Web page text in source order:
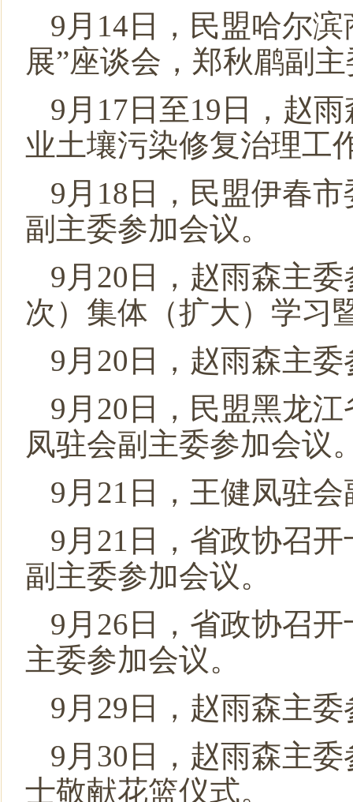
9月14日，民盟哈尔
展”座谈会，郑秋鹛副
9月17日至19日，赵
业土壤污染修复治理工
9月18日，民盟伊春
副主委参加会议。
9月20日，赵雨森主
次）集体（扩大）学习
9月20日，赵雨森主
9月20日，民盟黑龙
凤驻会副主委参加会议
9月21日，王健凤驻
9月21日，省政协召
副主委参加会议。
9月26日，省政协召
主委参加会议。
9月29日，赵雨森主
9月30日，赵雨森主
士敬献花篮仪式。